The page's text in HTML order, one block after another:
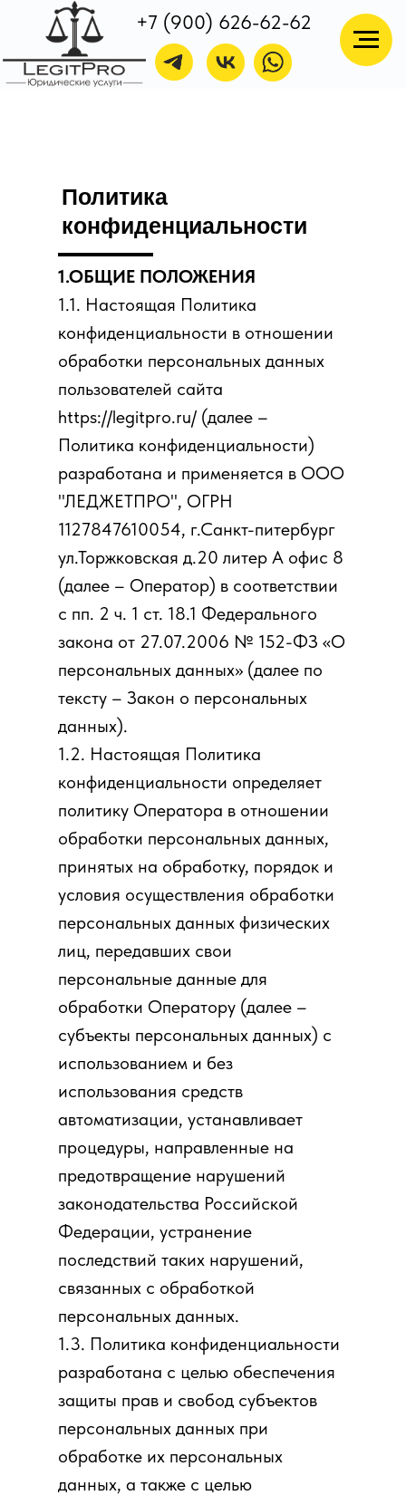
г. Санкт-Петербург
ул. Торжковская
+7 (900) 626-62-62
Политика
конфиденциальности
1.ОБЩИЕ ПОЛОЖЕНИЯ
1.1. Настоящая Политика
конфиденциальности в отношении
обработки персональных данных
пользователей сайта
https://legitpro.ru/ (далее –
Политика конфиденциальности)
разработана и применяется в ООО
"ЛЕДЖЕТПРО", ОГРН
1127847610054, г.Санкт-питербург
ул.Торжковская д.20 литер А офис 8
(далее – Оператор) в соответствии
с пп. 2 ч. 1 ст. 18.1 Федерального
закона от 27.07.2006 № 152-ФЗ «О
персональных данных» (далее по
тексту – Закон о персональных
данных).
1.2. Настоящая Политика
конфиденциальности определяет
политику Оператора в отношении
обработки персональных данных,
принятых на обработку, порядок и
условия осуществления обработки
персональных данных физических
лиц, передавших свои
персональные данные для
обработки Оператору (далее –
субъекты персональных данных) с
использованием и без
использования средств
автоматизации, устанавливает
процедуры, направленные на
предотвращение нарушений
законодательства Российской
Федерации, устранение
последствий таких нарушений,
связанных с обработкой
персональных данных.
1.3. Политика конфиденциальности
разработана с целью обеспечения
защиты прав и свобод субъектов
персональных данных при
обработке их персональных
данных, а также с целью